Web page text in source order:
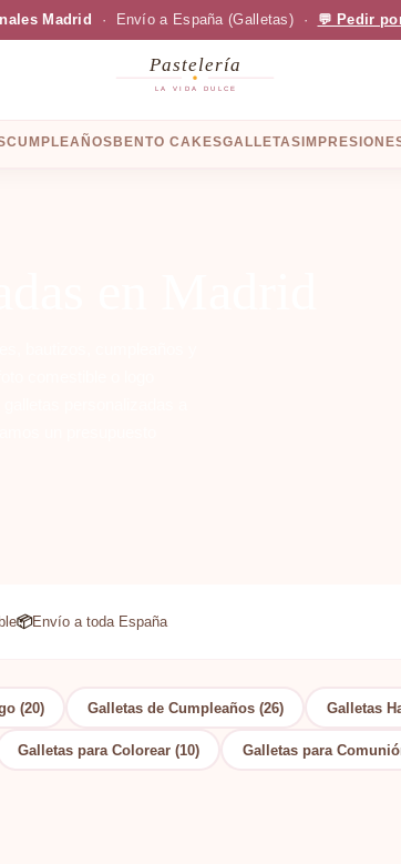
Madrid · Envío a España (Galletas) · 💬 Pedir
Pastelería
LA VIDA DULCE
CUMPLEAÑOS BENTO CAKESGALLETAS
📦Envío a toda España
(20) Galletas de Cumpleaños (26) Galletas
Galletas para Colorear (10) Galletas para